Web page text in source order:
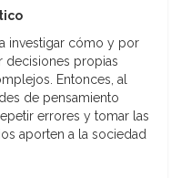
investigar cómo y por
decisiones propias
Entonces, al
de pensamiento
errores y tomar las
aporten a la sociedad